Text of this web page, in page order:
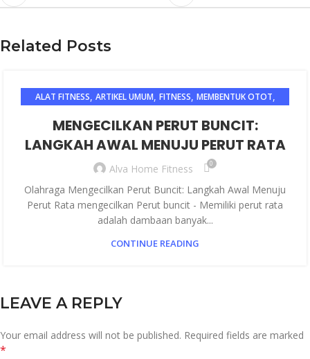
Related Posts
ALAT FITNESS, ARTIKEL UMUM, FITNESS, MEMBENTUK OTOT,
MENGECILKAN PERUT BUNCIT:
LANGKAH AWAL MENUJU PERUT RATA
Alva Home Fitness 0
Olahraga Mengecilkan Perut Buncit: Langkah Awal Menuju
Perut Rata mengecilkan Perut buncit - Memiliki perut rata
adalah dambaan banyak...
CONTINUE READING
LEAVE A REPLY
Your email address will not be published. Required fields are marked
*